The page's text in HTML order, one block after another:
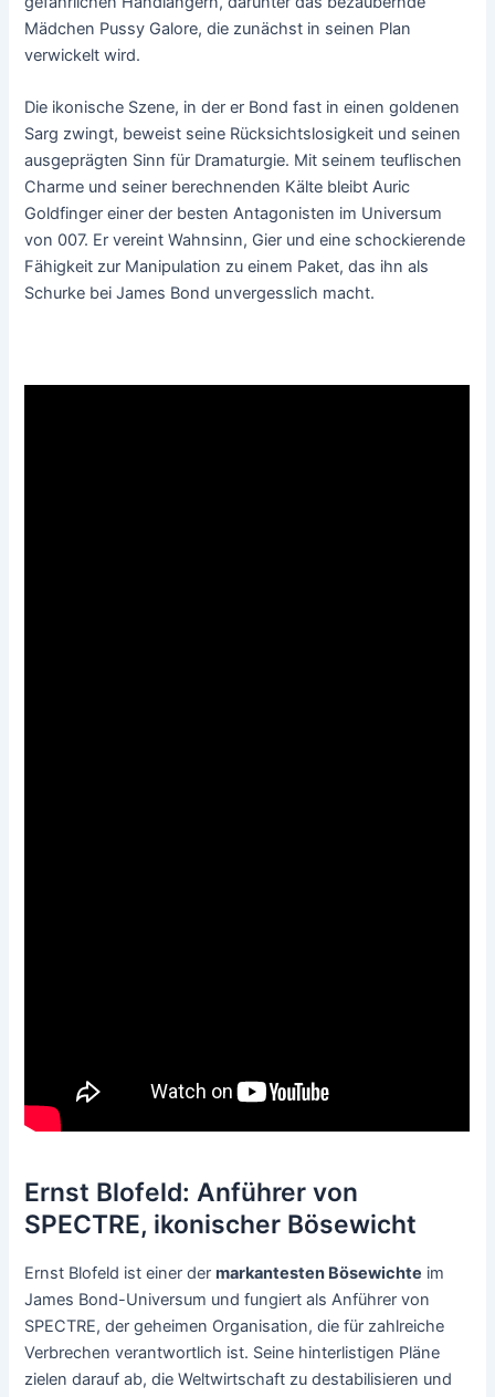
Mädchen Pussy Galore, die zunächst in seinen Plan
verwickelt wird.
Die ikonische Szene, in der er Bond fast in einen goldenen
Sarg zwingt, beweist seine Rücksichtslosigkeit und seinen
ausgeprägten Sinn für Dramaturgie. Mit seinem teuflischen
Charme und seiner berechnenden Kälte bleibt Auric
Goldfinger einer der besten Antagonisten im Universum
von 007. Er vereint Wahnsinn, Gier und eine schockierende
Fähigkeit zur Manipulation zu einem Paket, das ihn als
Schurke bei James Bond unvergesslich macht.
Ernst Blofeld: Anführer von
SPECTRE, ikonischer Bösewicht
Ernst Blofeld ist einer dermarkantesten Bösewichte im
James Bond-Universum und fungiert als Anführer von
SPECTRE, der geheimen Organisation, die für zahlreiche
Verbrechen verantwortlich ist. Seine hinterlistigen Pläne
zielen darauf ab, die Weltwirtschaft zu destabilisieren und